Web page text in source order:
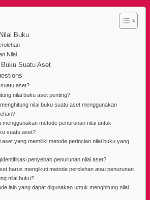
Buku
Nilai
Suatu Aset
suatu aset?
nilai buku aset penting?
nilai buku suatu aset menggunakan
menggunakan metode penurunan nilai untuk
suatu aset?
aset yang memiliki metode perincian nilai buku yang
penyebab penurunan nilai aset?
harus mengikuti metode perolehan atau penurunan
nilai buku?
lain yang dapat digunakan untuk menghitung nilai